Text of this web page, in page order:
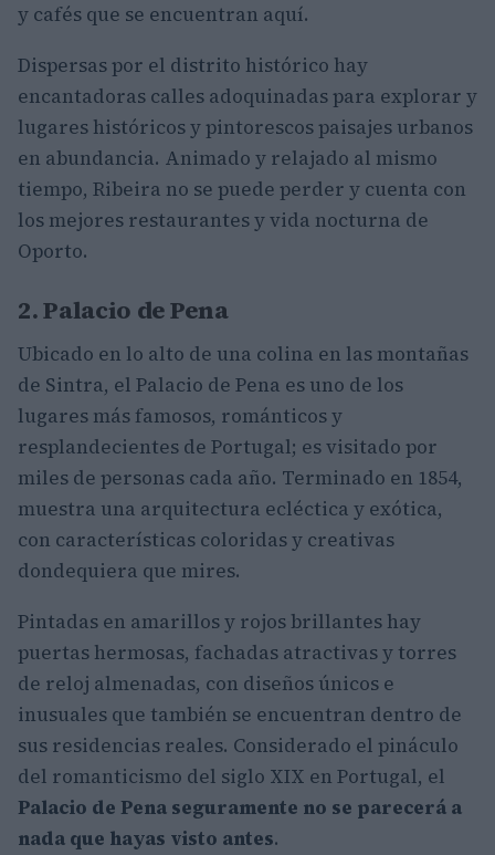
y cafés que se encuentran aquí.
Dispersas por el distrito histórico hay
encantadoras calles adoquinadas para explorar y
lugares históricos y pintorescos paisajes urbanos
en abundancia. Animado y relajado al mismo
tiempo, Ribeira no se puede perder y cuenta con
los mejores restaurantes y vida nocturna de
Oporto.
2. Palacio de Pena
Ubicado en lo alto de una colina en las montañas
de Sintra, el Palacio de Pena es uno de los
lugares más famosos, románticos y
resplandecientes de Portugal; es visitado por
miles de personas cada año. Terminado en 1854,
muestra una arquitectura ecléctica y exótica,
con características coloridas y creativas
dondequiera que mires.
Pintadas en amarillos y rojos brillantes hay
puertas hermosas, fachadas atractivas y torres
de reloj almenadas, con diseños únicos e
inusuales que también se encuentran dentro de
sus residencias reales. Considerado el pináculo
del romanticismo del siglo XIX en Portugal, el
Palacio de Pena seguramente no se parecerá a
nada que hayas visto antes.